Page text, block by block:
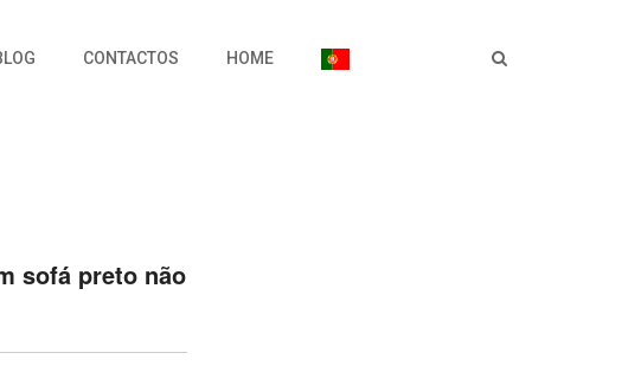
CONTACTOS HOME
sofá preto não